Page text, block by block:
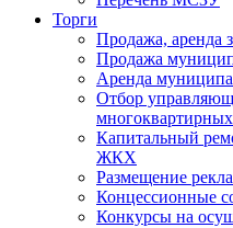
Торги
Продажа, аренда
Продажа
Аренда
Отбор
Капитальный
ЖКХ
Размещение
Концессионные
Конкурсы на